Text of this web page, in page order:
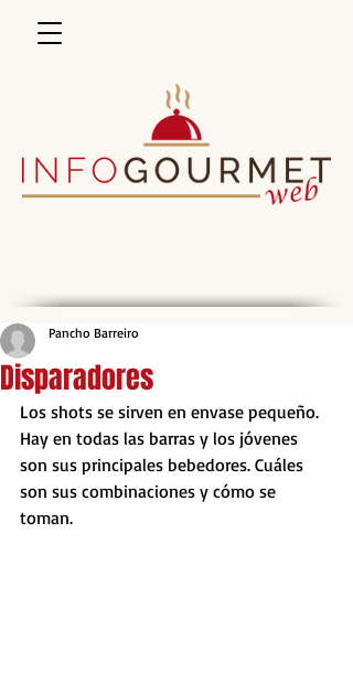
Disparadores
Pancho Barreiro
Los shots se sirven en envase pequeño.
Hay en todas las barras y los jóvenes
son sus principales bebedores. Cuáles
son sus combinaciones y cómo se
toman.